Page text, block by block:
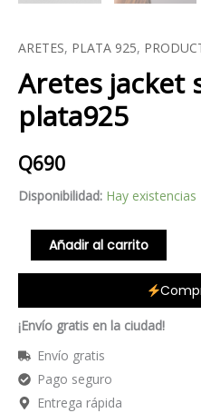
ARETES, PLATA 925,
Aretes jacket
plata925
Q690
Disponibilidad: Hay existencias
Aretes
jacket
sparkle
plata925
Añadir al carrito
¡Envío gratis en la ciudad!
Envío gratis
Pago seguro
Entrega rápida